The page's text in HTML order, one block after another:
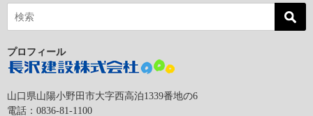
プロフィール
山口県山陽小野田市大字西高泊1339番地の6
電話：0836-81-1100